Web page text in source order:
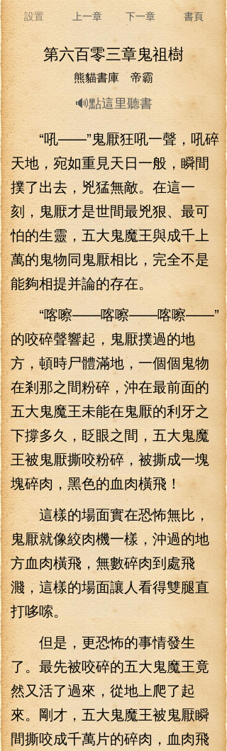
設置 上一章 下一章 書頁
第六百零三章鬼祖樹
熊貓書庫 帝霸
🔊點這里聽書
“吼——”鬼厭狂吼一聲，吼碎
天地，宛如重見天日一般，瞬間
撲了出去，兇猛無敵。在這一
刻，鬼厭才是世間最兇狠、最可
怕的生靈，五大鬼魔王與成千上
萬的鬼物同鬼厭相比，完全不是
能夠相提并論的存在。
“喀嚓——喀嚓——喀嚓——”
的咬碎聲響起，鬼厭撲過的地
方，頓時尸體滿地，一個個鬼物
在剎那之間粉碎，沖在最前面的
五大鬼魔王未能在鬼厭的利牙之
下撐多久，眨眼之間，五大鬼魔
王被鬼厭撕咬粉碎，被撕成一塊
塊碎肉，黑色的血肉橫飛！
這樣的場面實在恐怖無比，
鬼厭就像絞肉機一樣，沖過的地
方血肉橫飛，無數碎肉到處飛
濺，這樣的場面讓人看得雙腿直
打哆嗦。
但是，更恐怖的事情發生
了。最先被咬碎的五大鬼魔王竟
然又活了過來，從地上爬了起
來。剛才，五大鬼魔王被鬼厭瞬
間撕咬成千萬片的碎肉，血肉飛